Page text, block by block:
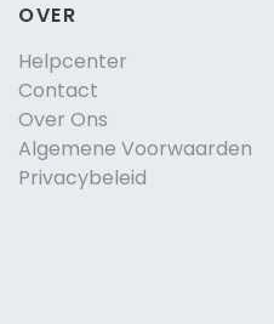
OVER
Helpcenter
Contact
Over Ons
Algemene Voorwaarden
Privacybeleid